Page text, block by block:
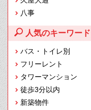
八事
人気のキーワード
バス・トイレ別
フリーレント
タワーマンション
徒歩3分以内
新築物件